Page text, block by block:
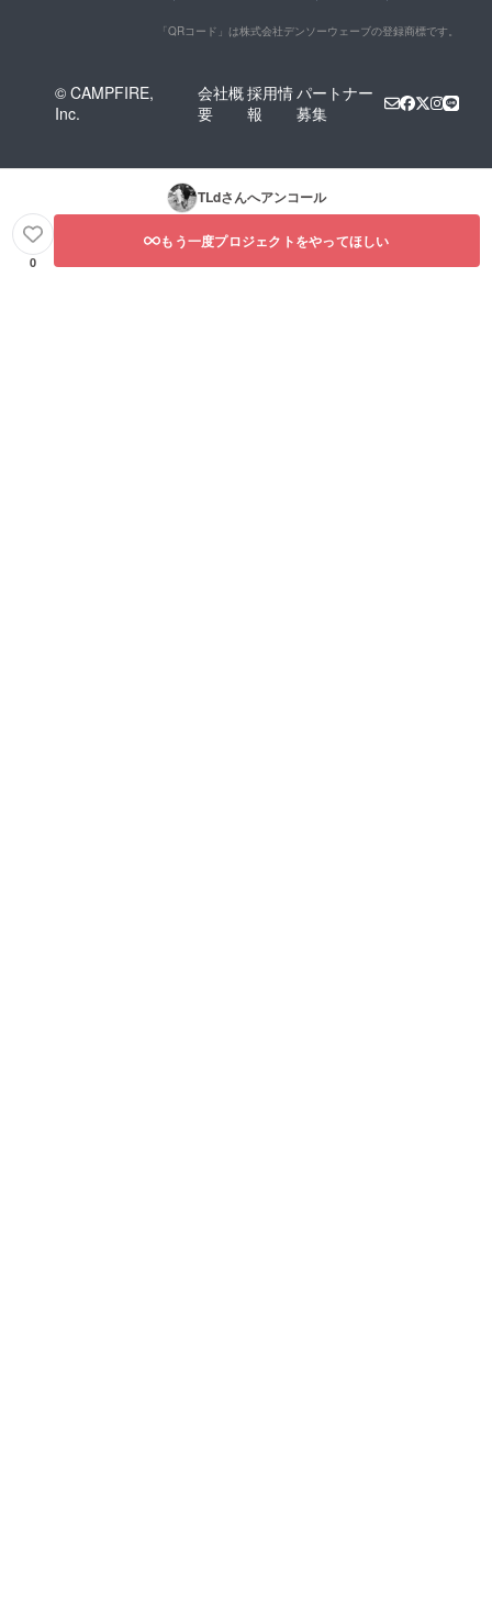
「QRコード」は株式会社デンソーウェーブの登録商標です。
© CAMPFIRE,
Inc.
会社概
要
採用情
報
パートナー
募集
TLdさんへアンコール
0
もう一度プロジェクトをやってほしい